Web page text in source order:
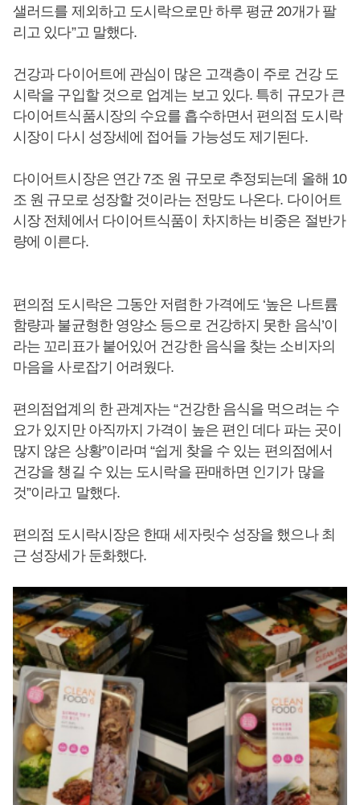
샐러드를 제외하고 도시락으로만 하루 평균 20개가 팔
리고 있다”고 말했다.
건강과 다이어트에 관심이 많은 고객층이 주로 건강 도
시락을 구입할 것으로 업계는 보고 있다. 특히 규모가 큰
다이어트식품시장의 수요를 흡수하면서 편의점 도시락
시장이 다시 성장세에 접어들 가능성도 제기된다.
다이어트시장은 연간 7조 원 규모로 추정되는데 올해 10
조 원 규모로 성장할 것이라는 전망도 나온다. 다이어트
시장 전체에서 다이어트식품이 차지하는 비중은 절반가
량에 이른다.
편의점 도시락은 그동안 저렴한 가격에도 ‘높은 나트륨
함량과 불균형한 영양소 등으로 건강하지 못한 음식’이
라는 꼬리표가 붙어있어 건강한 음식을 찾는 소비자의
마음을 사로잡기 어려웠다.
편의점업계의 한 관계자는 “건강한 음식을 먹으려는 수
요가 있지만 아직까지 가격이 높은 편인 데다 파는 곳이
많지 않은 상황”이라며 “쉽게 찾을 수 있는 편의점에서
건강을 챙길 수 있는 도시락을 판매하면 인기가 많을
것”이라고 말했다.
편의점 도시락시장은 한때 세자릿수 성장을 했으나 최
근 성장세가 둔화했다.